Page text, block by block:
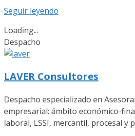
Seguir leyendo
Loading...
Despacho
LAVER Consultores
Despacho especializado en
empresarial: ámbito económico-
laboral, LSSI, mercantil, procesal y